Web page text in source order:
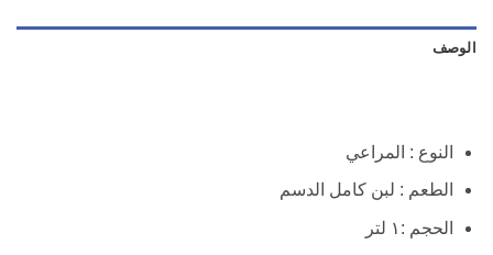
الوصف
النوع : المراعي
الطعم : لبن كامل الدسم
الحجم :١ لتر